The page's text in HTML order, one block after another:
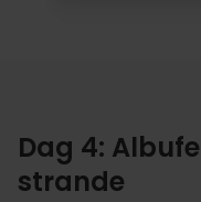
Dag 4:
strande